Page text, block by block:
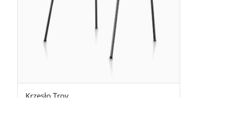
Krzesło Troy